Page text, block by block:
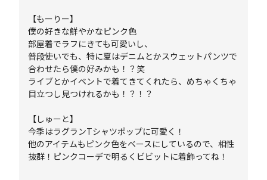
【もーりー】
僕の好きな鮮やかなピンク色
部屋着でラフにきても可愛いし、
普段使いでも、特に夏はデニムとかスウェットパンツで
合わせたら僕の好みかも！？笑
ライブとかイベントで着てきてくれたら、めちゃくちゃ
目立つし見つけれるかも！？！？
【しゅーと】
今季はラグランTシャツポップに可愛く！
他のアイテムもピンク色をベースにしているので、相性
抜群！ピンクコーデで明るくビビットに着飾ってね！